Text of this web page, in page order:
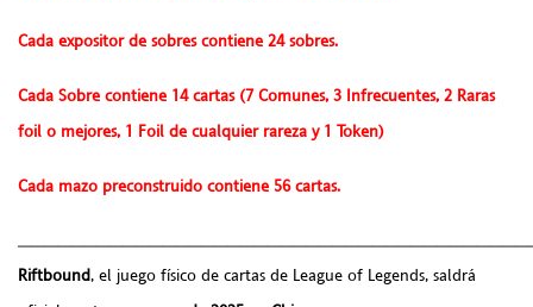
Cada expositor de sobres contiene 24 sobres.
Cada Sobre contiene 14 cartas (7 Comunes, 3 Infrecuentes, 2 Raras
foil o mejores, 1 Foil de cualquier rareza y 1 Token)
Cada mazo preconstruido contiene 56 cartas.
Riftbound, el juego físico de cartas de League of Legends, saldrá